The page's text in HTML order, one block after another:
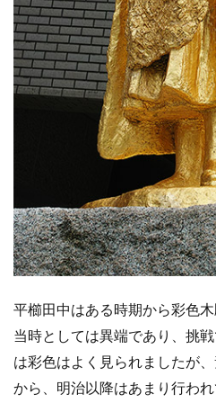
平櫛田中はある時期から彩色
当時としては異端であり、挑
は彩色はよく見られましたが
から、明治以降はあまり行われ